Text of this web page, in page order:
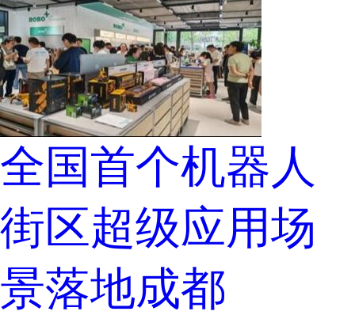
全国首个机器人
街区超级应用场
景落地成都